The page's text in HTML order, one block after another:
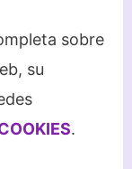
sobre
su
.